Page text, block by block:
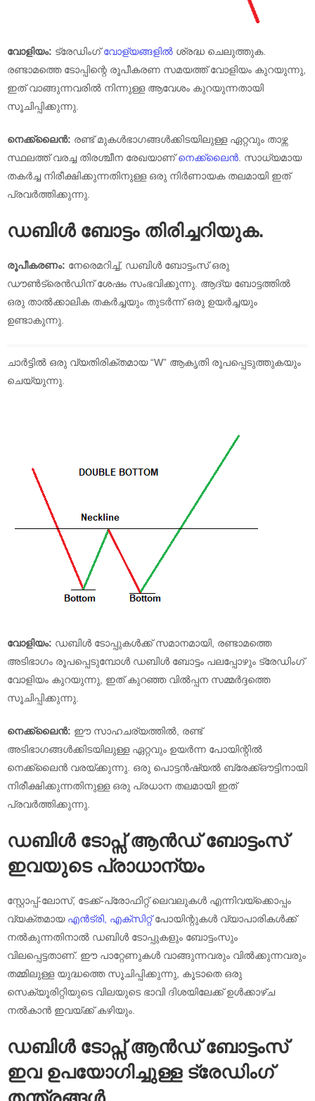
വോളിയം: ട്രേഡിംഗ്വോള്യങ്ങളിൽ ശ്രദ്ധ ചെലുത്തുക.
രണ്ടാമത്തെ ടോപ്പിന്റെ രൂപീകരണ സമയത്ത് വോളിയം കുറയുന്നു,
ഇത് വാങ്ങുന്നവരിൽ നിന്നുള്ള ആവേശം കുറയുന്നതായി
സൂചിപ്പിക്കുന്നു.
നെക്ക്‌ലൈൻ: രണ്ട് മുകൾഭാഗങ്ങൾക്കിടയിലുള്ള ഏറ്റവും താഴ്ന്ന
സ്ഥലത്ത് വരച്ച തിരശ്ചീന രേഖയാണ്നെക്ക്‌ലൈൻ . സാധ്യമായ
തകർച്ച നിരീക്ഷിക്കുന്നതിനുള്ള ഒരു നിർണായക തലമായി ഇത്
പ്രവർത്തിക്കുന്നു.
ഡബിൾ ബോട്ടം തിരിച്ചറിയുക.
രൂപീകരണം: നേരെമറിച്ച്, ഡബിൾ ബോട്ടംസ് ഒരു
ഡൗൺട്രെൻഡിന് ശേഷം സംഭവിക്കുന്നു. ആദ്യ ബോട്ടത്തിൽ
ഒരു താൽക്കാലിക തകർച്ചയും തുടർന്ന് ഒരു ഉയർച്ചയും
ഉണ്ടാകുന്നു.
ചാർട്ടിൽ ഒരു വ്യതിരിക്തമായ “W” ആകൃതി രൂപപ്പെടുത്തുകയും
ചെയ്യുന്നു.
വോളിയം: ഡബിൾ ടോപ്പുകൾക്ക് സമാനമായി, രണ്ടാമത്തെ
അടിഭാഗം രൂപപ്പെടുമ്പോൾ ഡബിൾ ബോട്ടം പലപ്പോഴും ട്രേഡിംഗ്
വോളിയം കുറയുന്നു, ഇത് കുറഞ്ഞ വിൽപ്പന സമ്മർദ്ദത്തെ
സൂചിപ്പിക്കുന്നു.
നെക്ക്‌ലൈൻ: ഈ സാഹചര്യത്തിൽ, രണ്ട്
അടിഭാഗങ്ങൾക്കിടയിലുള്ള ഏറ്റവും ഉയർന്ന പോയിന്റിൽ
നെക്ക്ലൈൻ വരയ്ക്കുന്നു. ഒരു പൊട്ടൻഷ്യൽ ബ്രേക്ക്ഔട്ടിനായി
നിരീക്ഷിക്കുന്നതിനുള്ള ഒരു പ്രധാന തലമായി ഇത്
പ്രവർത്തിക്കുന്നു.
ഡബിൾ ടോപ്സ് ആൻഡ് ബോട്ടംസ്
ഇവയുടെ പ്രാധാന്യം
സ്റ്റോപ്പ്-ലോസ്, ടേക്ക്-പ്രോഫിറ്റ് ലെവലുകൾ എന്നിവയ്‌ക്കൊപ്പം
വ്യക്തമായ എൻട്രി, എക്‌സിറ്റ്പോയിന്റുകൾ വ്യാപാരികൾക്ക്
നൽകുന്നതിനാൽ ഡബിൾ ടോപ്പുകളും ബോട്ടംസും
വിലപ്പെട്ടതാണ്. ഈ പാറ്റേണുകൾ വാങ്ങുന്നവരും വിൽക്കുന്നവരും
തമ്മിലുള്ള യുദ്ധത്തെ സൂചിപ്പിക്കുന്നു, കൂടാതെ ഒരു
സെക്യൂരിറ്റിയുടെ വിലയുടെ ഭാവി ദിശയിലേക്ക് ഉൾക്കാഴ്ച
നൽകാൻ ഇവയ്ക്ക് കഴിയും.
ഡബിൾ ടോപ്സ് ആൻഡ് ബോട്ടംസ്
ഇവ ഉപയോഗിച്ചുള്ള ട്രേഡിംഗ്